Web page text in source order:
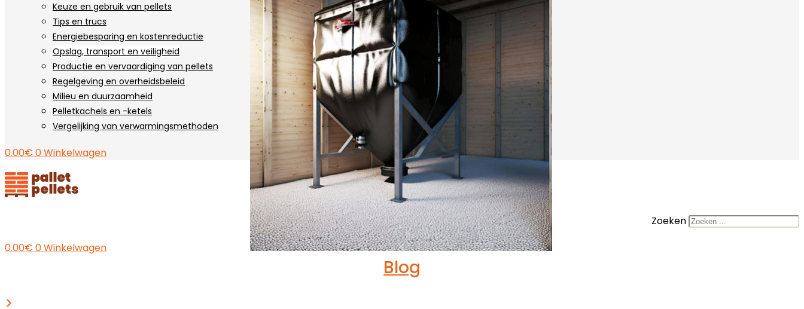
Keuze en gebruik van pellets
Tips en trucs
Energiebesparing en kostenreductie
Opslag, transport en veiligheid
Productie en vervaardiging van pellets
Regelgeving en overheidsbeleid
Milieu en duurzaamheid
Pelletkachels en -ketels
Vergelijking van verwarmingsmethoden
0.00€ 0Winkelwagen
Zoeken
0.00€ 0Winkelwagen
Blog
>